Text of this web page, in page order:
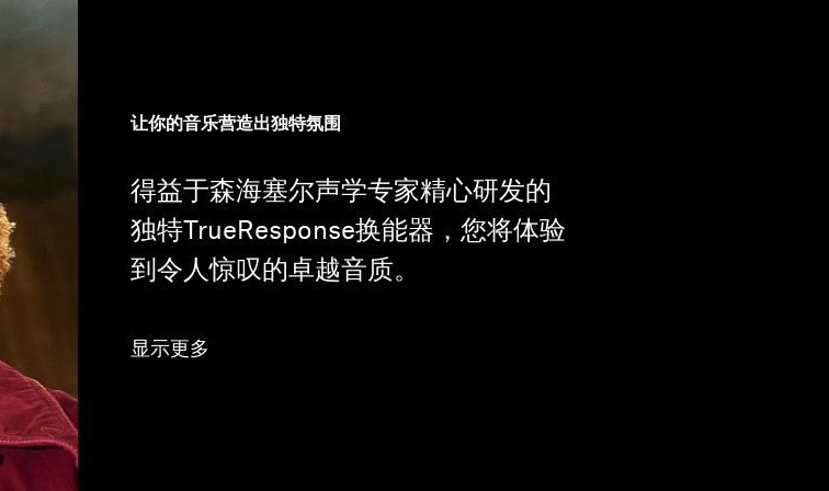
让你的音乐营造出独特氛围
得益于森海塞尔声学专家精心研发的
独特TrueResponse换能器，您将体验
到令人惊叹的卓越音质。
显示更多